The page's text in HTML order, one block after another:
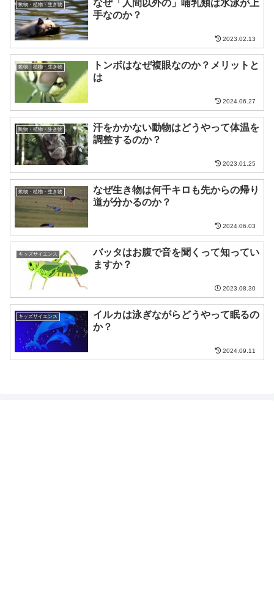
動物・植物・生き物
なぜ「人間以外の」哺乳類は水泳が上
手なのか？
2023.02.13
動物・植物・生き物
トンボはなぜ複眼なのか？メリットと
は
2024.06.27
動物・植物・生き物
汗をかかない動物はどうやって体温を
調整するのか？
2023.01.25
動物・植物・生き物
なぜ生き物は何千キロも先からの帰り
道が分かるのか？
2024.06.03
キッズサイエンス
バッタはお腹で音を聞くって知ってい
ますか？
2023.08.30
キッズサイエンス
イルカは泳ぎながらどうやって眠るの
か？
2024.09.11